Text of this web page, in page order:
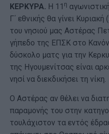
ΚΕΡΚΥΡΑ. Η 11 η
Γ΄ εθνικής θα γίνει
του νησιού μας Αστέρας
γήπεδο της ΕΠΣΚ στο
δύσκολο ματς για την
της Ηγουμενίτσας είναι
νησί να διεκδικήσει τη νίκη.
Ο Αστέρας αν θέλει να
παραμονής του στην
τουλάχιστον τα εντός